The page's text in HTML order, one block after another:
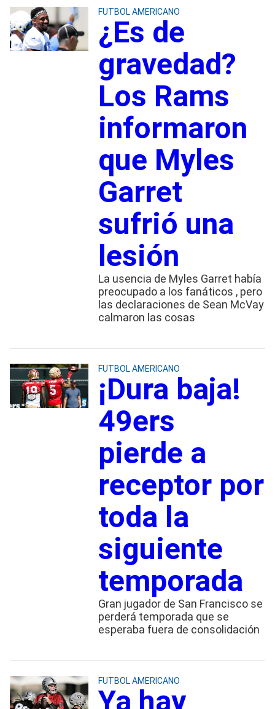
FUTBOL AMERICANO
¿Es de
gravedad?
Los Rams
informaron
que Myles
Garret
sufrió una
lesión
La usencia de Myles Garret había
preocupado a los fanáticos , pero
las declaraciones de Sean McVay
calmaron las cosas
FUTBOL AMERICANO
¡Dura baja!
49ers
pierde a
receptor por
toda la
siguiente
temporada
Gran jugador de San Francisco se
perderá temporada que se
esperaba fuera de consolidación
FUTBOL AMERICANO
Ya hay